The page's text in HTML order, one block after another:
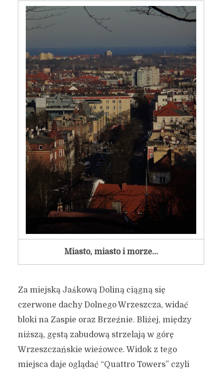
Miasto, miasto i morze…
Za miejską Jaśkową Doliną ciągną się
czerwone dachy Dolnego Wrzeszcza, widać
bloki na Zaspie oraz Brzeźnie. Bliżej, między
niższą, gęstą zabudową strzelają w górę
Wrzeszczańskie wieżowce. Widok z tego
miejsca daje oglądać “Quattro Towers” czyli